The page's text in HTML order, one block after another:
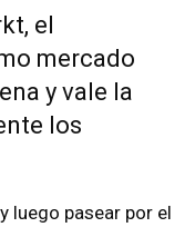
el
mercado
y vale la
los
luego pasear por el